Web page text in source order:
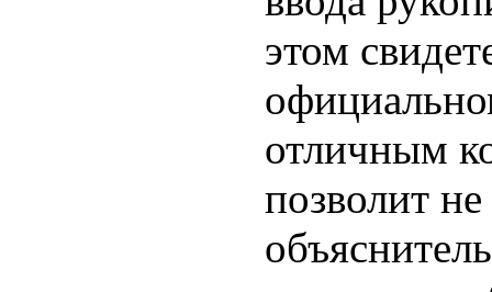
этом
отличным
позволит